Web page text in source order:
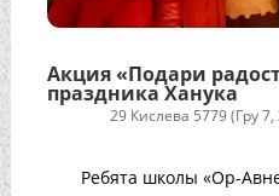
Акция «Подари
праздника Ханука
29 Кислева 5779 (Гру 7,
Ребята школы «Ор-